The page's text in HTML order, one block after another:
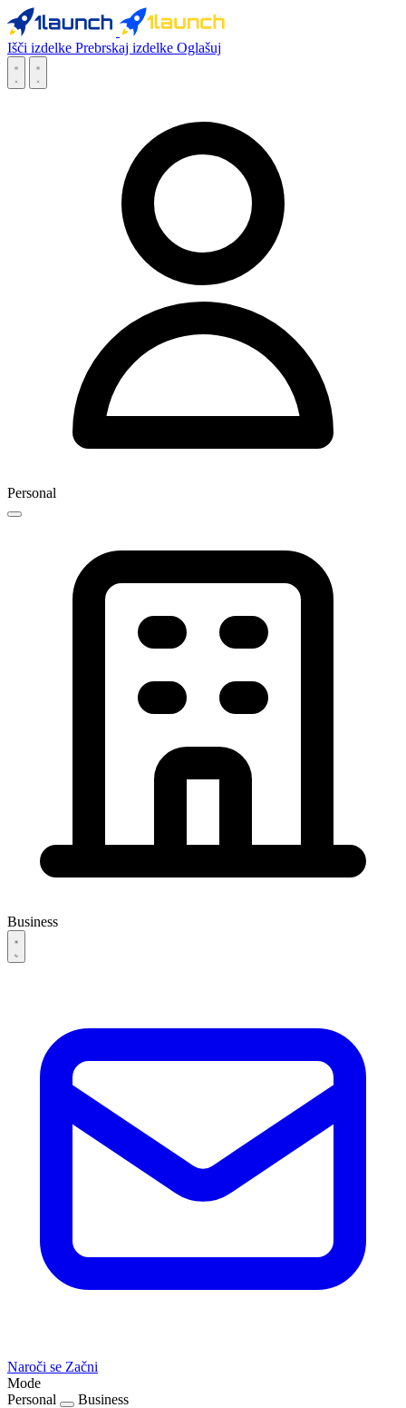
Išči izdelke Prebrskaj izdelke Oglašuj
Personal
Business
Naroči se Začni
Mode
Personal
Business